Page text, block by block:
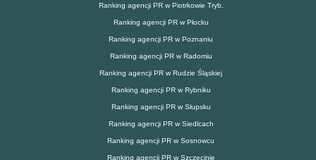
Ranking agencji PR w Piotrkowie Tryb.
Ranking agencji PR w Płocku
Ranking agencji PR w Poznaniu
Ranking agencji PR w Radomiu
Ranking agencji PR w Rudzie Śląskiej
Ranking agencji PR w Rybniku
Ranking agencji PR w Słupsku
Ranking agencji PR w Siedlcach
Ranking agencji PR w Sosnowcu
Ranking agencji PR w Szczecinie